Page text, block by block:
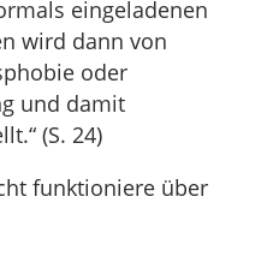
eingeladenen
wird dann von
oder
und damit
(S. 24)
funktioniere über